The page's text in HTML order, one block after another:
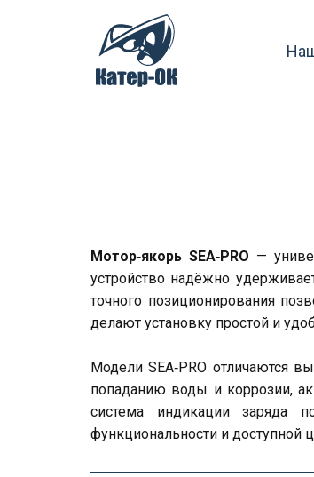
Мотор‑якорь SEA‑PRO —
устройство надёжно
точного позиционирования
делают установку простой и
Модели SEA‑PRO отличаются
попаданию воды и коррозии,
система индикации заряда
функциональности и доступной